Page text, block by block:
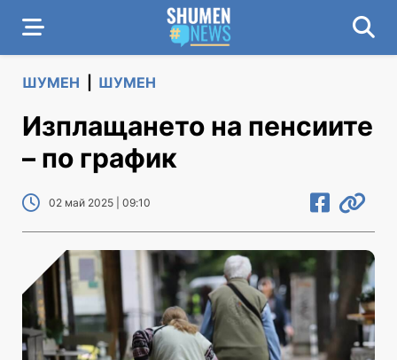
ШУМЕН ШУМЕН
Изплащането на пенсиите
– по график
02 май 2025 | 09:10